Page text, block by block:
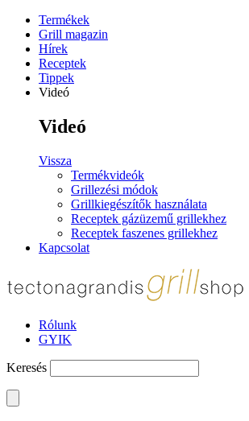
Termékek
Grill magazin
Hírek
Receptek
Tippek
Videó
Videó
Vissza
Termékvideók
Grillezési módok
Grillkiegészítők használata
Receptek gázüzemű grillekhez
Receptek faszenes grillekhez
Kapcsolat
Rólunk
GYIK
Keresés